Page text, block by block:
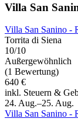
Villa San
Villa San Sanino -
Torrita di Siena
10/10
Außergewöhnlich
(1 Bewertung)
640 €
inkl. Steuern &
24. Aug.–25. Aug.
Villa San Sanino -